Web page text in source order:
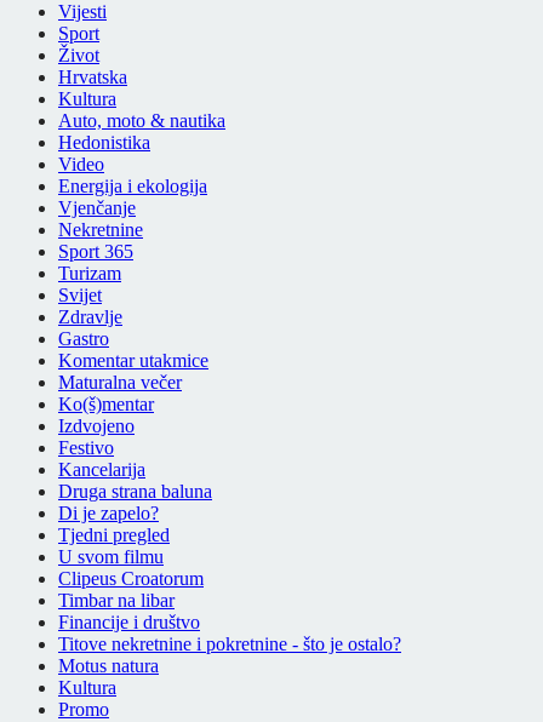
Vijesti
Sport
Život
Hrvatska
Kultura
Auto, moto & nautika
Hedonistika
Video
Energija i ekologija
Vjenčanje
Nekretnine
Sport 365
Turizam
Svijet
Zdravlje
Gastro
Komentar utakmice
Maturalna večer
Ko(š)mentar
Izdvojeno
Festivo
Kancelarija
Druga strana baluna
Di je zapelo?
Tjedni pregled
U svom filmu
Clipeus Croatorum
Timbar na libar
Financije i društvo
Titove nekretnine i pokretnine - što je ostalo?
Motus natura
Kultura
Promo